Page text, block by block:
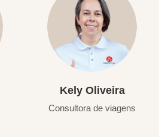
Kely Oliveira
Consultora de viagens